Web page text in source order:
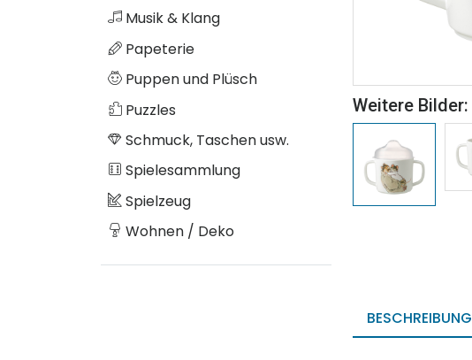
Musik & Klang
Papeterie
Puppen und Plüsch
Puzzles
Schmuck, Taschen usw.
Spielesammlung
Spielzeug
Wohnen / Deko
Weitere Bilder:
BESCHREIBUNG